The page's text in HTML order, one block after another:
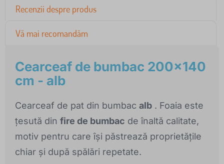
Recenzii despre produs
Vă mai recomandăm
Cearceaf de bumbac 200x140
cm - alb
Cearceaf de pat din bumbac alb . Foaia este
țesută din fire de bumbac de înaltă calitate,
motiv pentru care își păstrează proprietățile
chiar și după spălări repetate.